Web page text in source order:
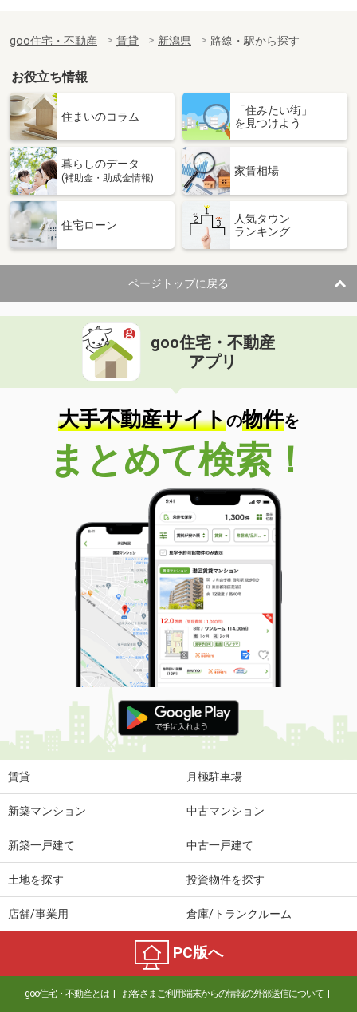
goo住宅・不動産 賃貸 新潟県 路線・駅から探す
お役立ち情報
住まいのコラム
「住みたい街」
を見つけよう
暮らしのデータ
(補助金・助成金情報)
家賃相場
住宅ローン
人気タウン
ランキング
ページトップに戻る
goo住宅・不動産
アプリ
大手不動産サイトの物件を
まとめて検索！
賃貸 月極駐車場
新築マンション 中古マンション
新築一戸建て 中古一戸建て
土地を探す 投資物件を探す
店舗/事業用 倉庫/トランクルーム
PC版へ
goo住宅・不動産とは お客さまご利用端末からの情報の外部送信について